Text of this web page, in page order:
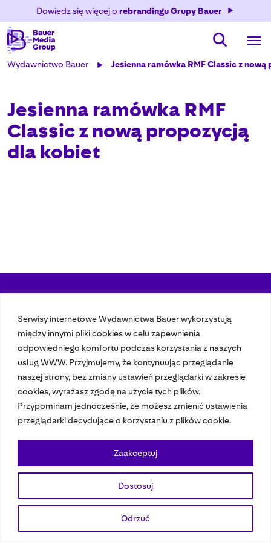
Serwisy internetowe Wydawnictwa Bauer wykorzystują
między innymi pliki cookies w celu zapewnienia
odpowiedniego komfortu podczas korzystania z naszych
usług WWW. Przyjmujemy, że kontynuując przeglądanie
naszej strony, bez zmiany ustawień przeglądarki w zakresie
cookies, wyrażasz zgodę na użycie tych plików.
Przypominam jednocześnie, że możesz zmienić ustawienia
przeglądarki decydujące o korzystaniu z plików cookie.
Dostosuj
Odrzuć
Zaakceptuj
Dowiedz się więcej o rebrandingu Grupy Bauer
Wydawnictwo Bauer Jesienna ramówka RMF Classic z
Jesienna ramówka RMF
Classic z nową propozycją
dla kobiet
Nasze czasopisma
Nasze strony
© 2023 Bauer Media Group, All Rights Reserved.
Polityka prywatnościDane osoboweWydawca EMFASpeak Up